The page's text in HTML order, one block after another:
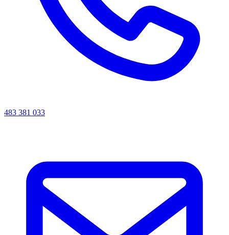
483 381 033